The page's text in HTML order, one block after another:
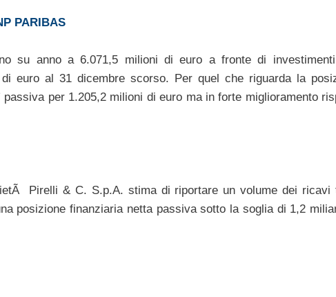
PARIBAS
su anno a 6.071,5 milioni di euro a fronte di
euro al 31 dicembre scorso. Per quel che riguarda la
per 1.205,2 milioni di euro ma in forte miglioramento
Pirelli & C. S.p.A. stima di riportare un volume dei ricavi
posizione finanziaria netta passiva sotto la soglia di 1,2